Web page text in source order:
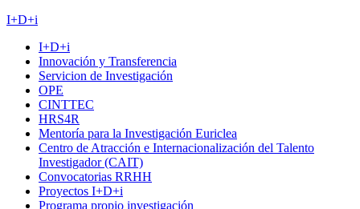
I+D+i
I+D+i
Innovación y Transferencia
Servicion de Investigación
OPE
CINTTEC
HRS4R
Mentoría para la Investigación Euriclea
Centro de Atracción e Internacionalización del Talento
Investigador (CAIT)
Convocatorias RRHH
Proyectos I+D+i
Programa propio investigación